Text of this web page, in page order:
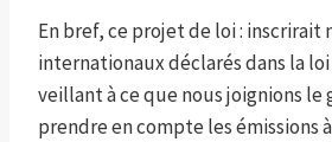
En bref, ce projet de loi : inscrirait
internationaux déclarés dans la
veillant à ce que nous joignions le
prendre en compte les émissions